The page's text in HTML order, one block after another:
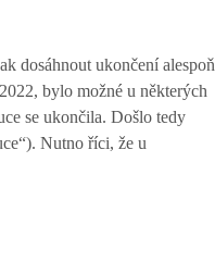
dosáhnout ukončení alespoň
bylo možné u některých
se ukončila. Došlo tedy
Nutno říci, že u